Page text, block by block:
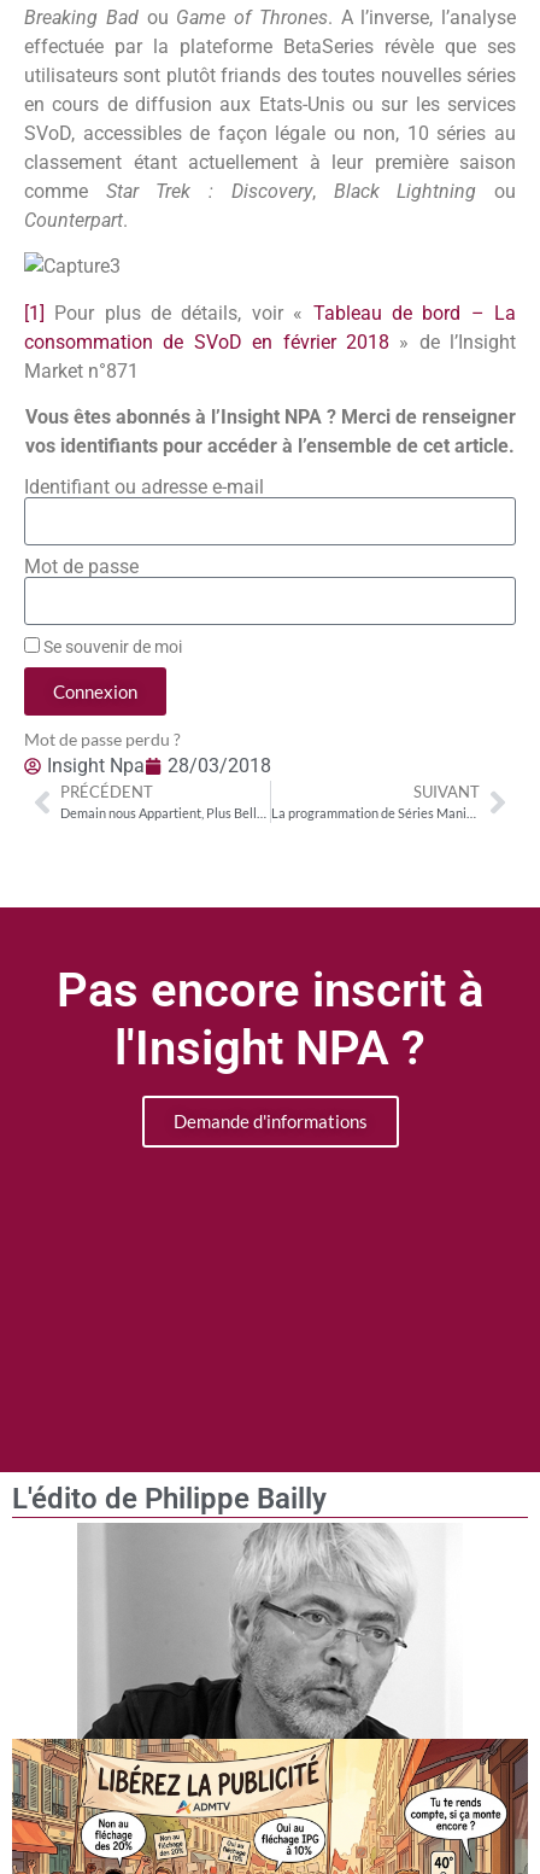
Breaking Badou Game of Thrones. A l’inverse, l’analyse
effectuée par la plateforme BetaSeries révèle que ses
utilisateurs sont plutôt friands des toutes nouvelles séries
en cours de diffusion aux Etats-Unis ou sur les services
SVoD, accessibles de façon légale ou non, 10 séries au
classement étant actuellement à leur première saison
comme Star Trek : Discovery, Black Lightning ou
Counterpart.
[1] Pour plus de détails, voir « Tableau de bord – La
consommation de SVoD en février 2018 » de l’Insight
Market n°871
Vous êtes abonnés à l’Insight NPA ? Merci de renseigner
vos identifiants pour accéder à l’ensemble de cet article.
Identifiant ou adresse e-mail
Mot de passe
Se souvenir de moi
Connexion
Mot de passe perdu ?
Insight Npa 28/03/2018
PRÉCÉDENT SUIVANT
Pas encore inscrit à
l'Insight NPA ?
Demande d'informations
L'édito de Philippe Bailly